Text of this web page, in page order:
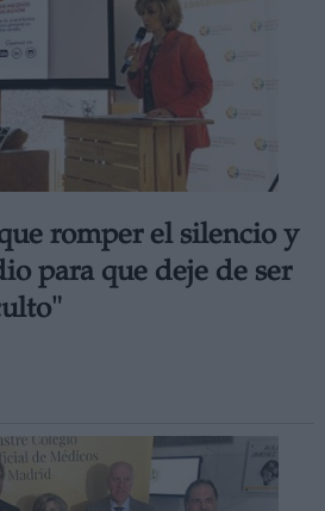
romper el silencio y
para que deje de ser